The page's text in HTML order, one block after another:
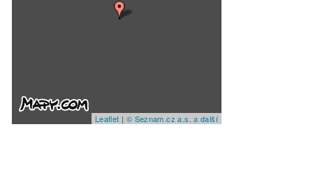
Leaflet | © Seznam.cz a.s. a další